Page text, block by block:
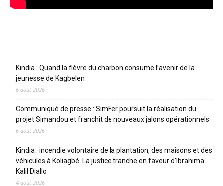
Kindia : Quand la fièvre du charbon consume l’avenir de la
jeunesse de Kagbelen
6 août 2026
Communiqué de presse : SimFer poursuit la réalisation du
projet Simandou et franchit de nouveaux jalons opérationnels
6 août 2026
Kindia : incendie volontaire de la plantation, des maisons et des
véhicules à Koliagbé. La justice tranche en faveur d’Ibrahima
Kalil Diallo
4 août 2026